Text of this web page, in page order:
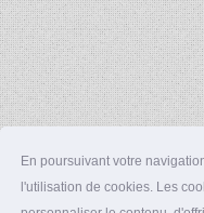
En poursuivant votre
l'utilisation de cookies. Les